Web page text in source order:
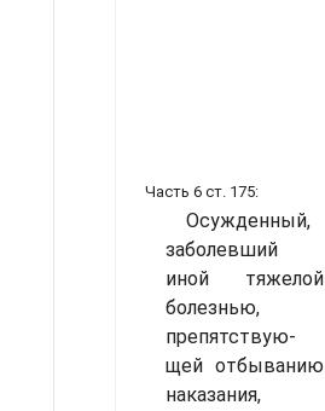
Часть 6 ст. 175:
Осужденный,
заболевший
иной тяжелой
болезнью,
препятствую­
щей отбыванию
наказания,